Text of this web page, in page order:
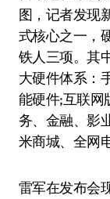
图，记者发现
式核心之一，
铁人三项。其
大硬件体系：
能硬件;互联网
务、金融、影
米商城、全网
雷军在发布会